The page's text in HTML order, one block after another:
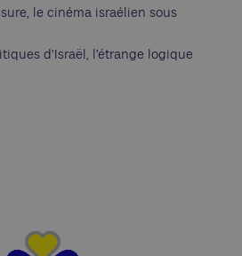
le cinéma israélien sous
d’Israël, l’étrange logique